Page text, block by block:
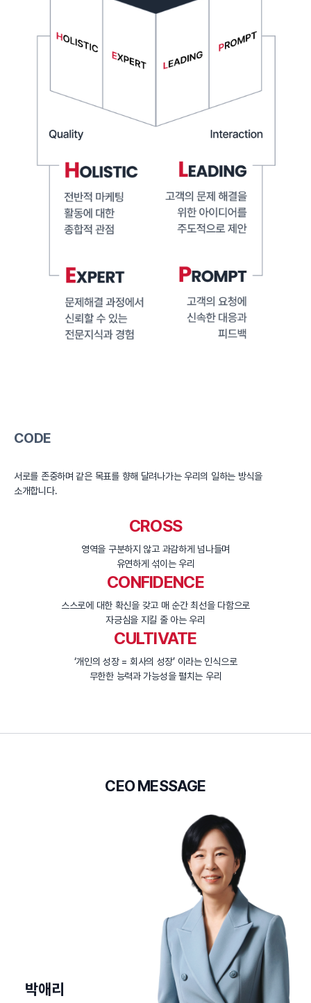
Interaction
LEADING: 고객의 문제 해결을 위한 아
PROMPT: 고객의 요청에 신속한 대응
CODE
서로를 존중하며 같은 목표를 향해 달려나가는 우리의 일하는 방식을
소개합니다.
CROSS
영역을 구분하지 않고 과감하게 넘나들며
유연하게 섞이는 우리
CONFIDENCE
스스로에 대한 확신을 갖고 매 순간 최선을 다함으로
자긍심을 지킬 줄 아는 우리
CULTIVATE
‘개인의 성장 = 회사의 성장’이라는 인식으로
무한한 능력과 가능성을 펼치는 우리
CEO MESSAGE
박애리